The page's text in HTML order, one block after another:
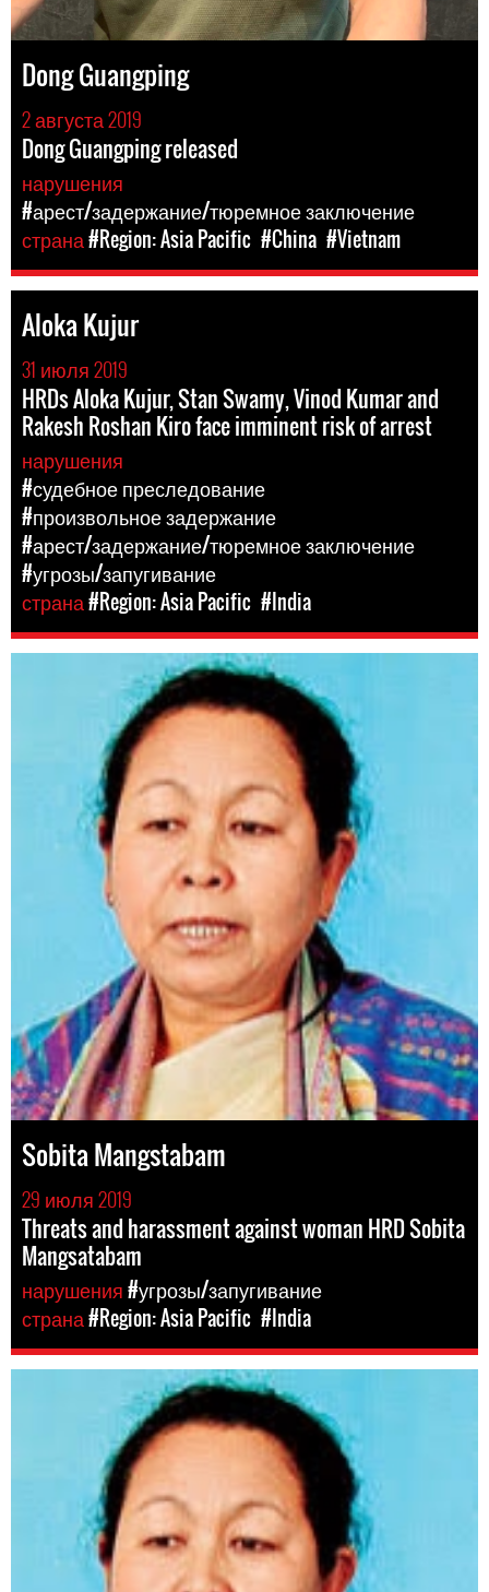
Dong Guangping
2 августа 2019
Dong Guangping released
нарушения
#арест/задержание/тюремное заключение
страна#Region: Asia Pacific #China #Vietnam
Aloka Kujur
31 июля 2019
HRDs Aloka Kujur, Stan Swamy, Vinod Kumar and
Rakesh Roshan Kiro face imminent risk of arrest
нарушения
#судебное преследование
#произвольное задержание
#арест/задержание/тюремное заключение
#угрозы/запугивание
страна#Region: Asia Pacific #India
Sobita Mangstabam
29 июля 2019
Threats and harassment against woman HRD Sobita
Mangsatabam
нарушения#угрозы/запугивание
страна#Region: Asia Pacific #India